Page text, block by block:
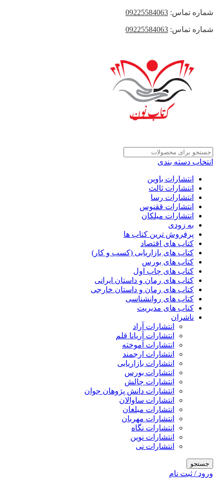
شماره تماس: 09225584063
شماره تماس: 09225584063
انتخاب دسته بندی
انتشارات باوین
انتشارات ثالث
انتشارات رسا
انتشارات ققنوس
انتشارات میلکان
به زودی
پرفروش ترین کتاب ها
کتاب های اقتصاد
کتاب های بازاریابی (کسب و کار)
کتاب های بورس
کتاب های چاپ اول
کتاب های رمان و داستان ایرانی
کتاب های رمان و داستان خارجی
کتاب های روانشناسی
کتاب های مدیریت
ناشران
انتشارات آراد
انتشارات آریانا قلم
انتشارات آموخته
انتشارات ارجمند
انتشارات بازاریابی
انتشارات بورس
انتشارات چالش
انتشارات دانش پژوهان جوان
انتشارات ساوالان
انتشارات مبلغان
انتشارات مهربان
انتشارات نگاه
انتشارات نوین
انتشارات نی
جستجو
ورود / ثبت نام